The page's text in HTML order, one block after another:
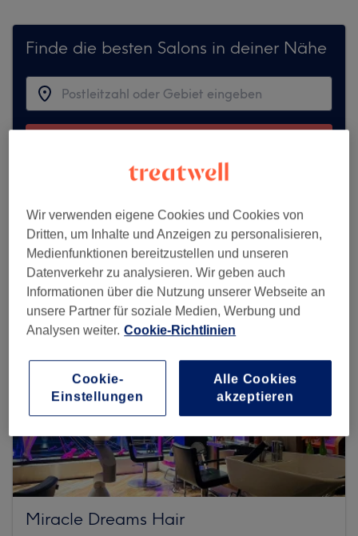
Finde die besten Salons in deiner Nähe
Mehr Salons anzeigen
Miracle Dreams Hair
Wir verwenden eigene Cookies und Cookies von
Dritten, um Inhalte und Anzeigen zu personalisieren,
Medienfunktionen bereitzustellen und unseren
Datenverkehr zu analysieren. Wir geben auch
Informationen über die Nutzung unserer Webseite an
unsere Partner für soziale Medien, Werbung und
Analysen weiter. Cookie-Richtlinien
Cookie-
Einstellungen
Alle Cookies
akzeptieren